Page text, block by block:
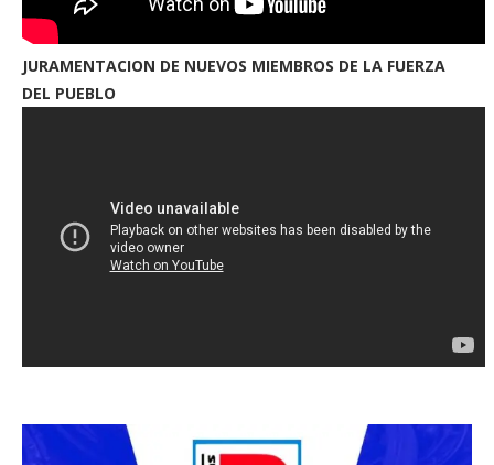
JURAMENTACION DE NUEVOS MIEMBROS DE LA FUERZA
DEL PUEBLO